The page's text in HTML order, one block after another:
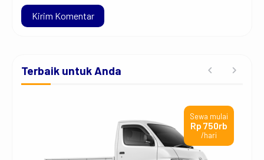
Terbaik untuk Anda
Sewa mulai
Rp 750rb
/hari